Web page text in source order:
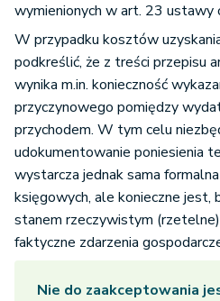
wymienionych w art. 23 ustawy
W przypadku kosztów
podkreślić, że z treści przepisu
wynika m.in. konieczność
przyczynowego pomiędzy
przychodem. W tym celu
udokumentowanie poniesienia
wystarcza jednak sama
księgowych, ale konieczne jest,
stanem rzeczywistym
faktyczne zdarzenia
Nie do zaakceptowania